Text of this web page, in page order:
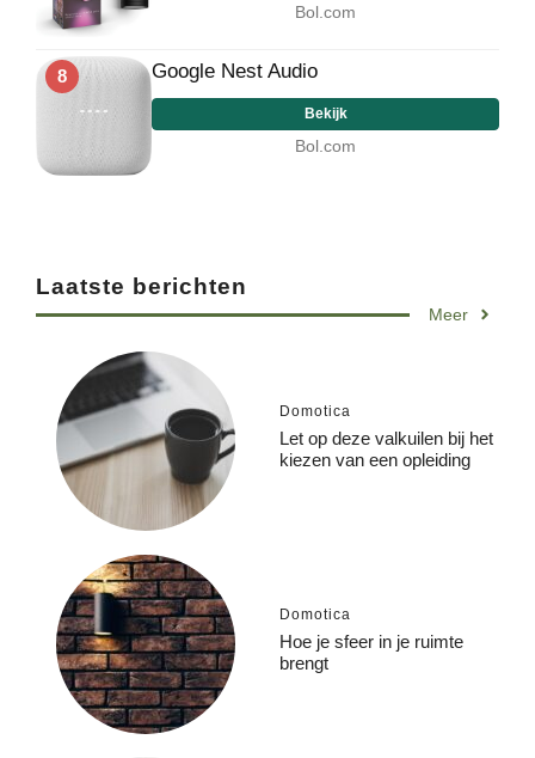
Bol.com
8 Google Nest Audio
Bekijk
Bol.com
Laatste berichten
Meer
Domotica
Let op deze valkuilen bij het
kiezen van een opleiding
Domotica
Hoe je sfeer in je ruimte
brengt